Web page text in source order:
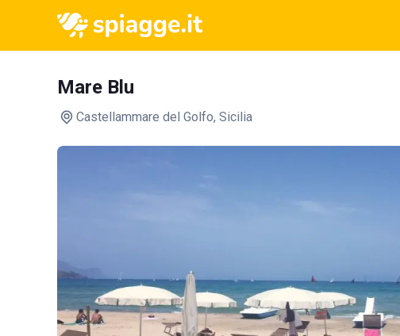
Mare Blu
Castellammare del Golfo, Sicilia